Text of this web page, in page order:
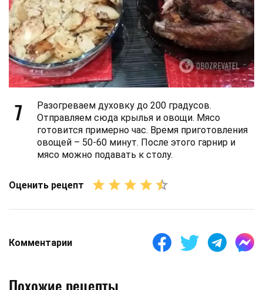
7
Разогреваем духовку до 200 градусов.
Отправляем сюда крылья и овощи. Мясо
готовится примерно час. Время приготовления
овощей – 50-60 минут. После этого гарнир и
мясо можно подавать к столу.
Оценить рецепт
Комментарии